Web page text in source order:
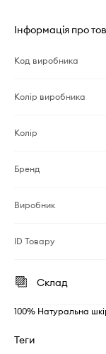
Інформація про
Код виробника
Колір виробника
Колір
Бренд
Виробник
ID Товару
Склад
100% Натуральна
Теги